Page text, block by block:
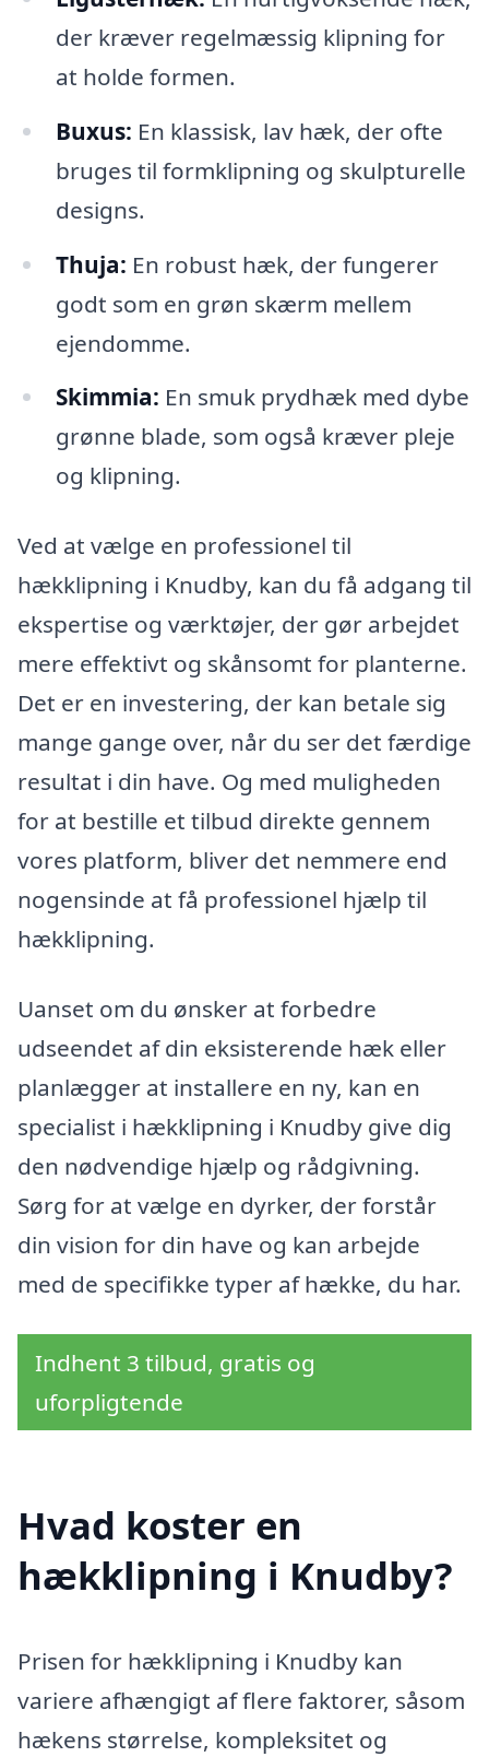
der kræver regelmæssig klipning for
at holde formen.
Buxus: En klassisk, lav hæk, der ofte
bruges til formklipning og skulpturelle
designs.
Thuja: En robust hæk, der fungerer
godt som en grøn skærm mellem
ejendomme.
Skimmia: En smuk prydhæk med dybe
grønne blade, som også kræver pleje
og klipning.
Ved at vælge en professionel til
hækklipning i Knudby, kan du få adgang til
ekspertise og værktøjer, der gør arbejdet
mere effektivt og skånsomt for planterne.
Det er en investering, der kan betale sig
mange gange over, når du ser det færdige
resultat i din have. Og med muligheden
for at bestille et tilbud direkte gennem
vores platform, bliver det nemmere end
nogensinde at få professionel hjælp til
hækklipning.
Uanset om du ønsker at forbedre
udseendet af din eksisterende hæk eller
planlægger at installere en ny, kan en
specialist i hækklipning i Knudby give dig
den nødvendige hjælp og rådgivning.
Sørg for at vælge en dyrker, der forstår
din vision for din have og kan arbejde
med de specifikke typer af hække, du har.
Indhent 3 tilbud, gratis og
uforpligtende
Hvad koster en
hækklipning i Knudby?
Prisen for hækklipning i Knudby kan
variere afhængigt af flere faktorer, såsom
hækens størrelse, kompleksitet og